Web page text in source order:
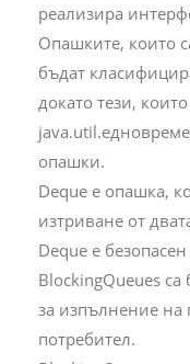
реализира
Опашките, които
бъдат
докато тези,
опашки.
Deque е опашка,
изтриване от
Deque е
BlockingQueues
за изпълнение
потребител.